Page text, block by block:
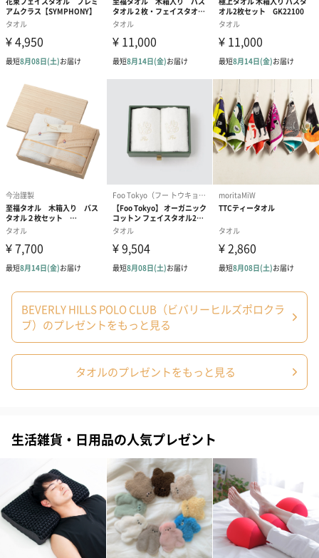
BEVERLY HILLS POLO CLUB（ビバリーヒルズポロクラ
ブ）のプレゼントをもっと見る
タオルのプレゼントをもっと見る
生活雑貨・日用品の人気プレゼント